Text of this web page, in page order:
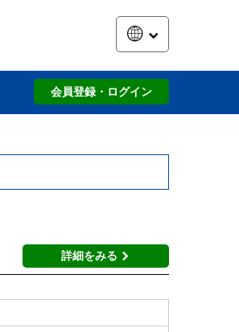
会員登録・ログイン
詳細をみる